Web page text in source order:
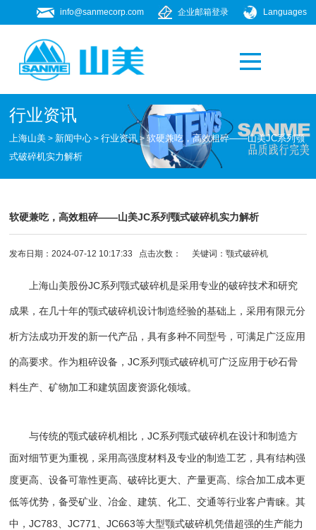
Languages
企业邮箱登录
info@sanmecorp.com
行业资讯
上海山美 > 新闻中心 >行业资讯 >软硬兼吃，高效粗碎——山美JC系列颚
式破碎机实力解析
软硬兼吃，高效粗碎——山美JC系列颚式破碎机实力解析
发布日期：2024-07-12 10:17:33 点击次数： 关键词：颚式破碎机
上海山美股份JC系列颚式破碎机是采用专业的破碎技术和研究
成果，在几十年的颚式破碎机设计制造经验的基础上，采用有限元分
析方法成功开发的新一代产品，具有多种不同型号，可满足广泛应用
的高要求。作为粗碎设备，JC系列颚式破碎机可广泛应用于砂石骨
料生产、矿物加工和建筑固废资源化领域。
与传统的颚式破碎机相比，JC系列颚式破碎机在设计和制造方
面对细节更为重视，采用高强度材料及专业的制造工艺，具有结构强
度更高、设备可靠性更高、破碎比更大、产量更高、综合加工成本更
低等优势，备受矿业、冶金、建筑、化工、交通等行业客户青睐。其
中，JC783、JC771、JC663等大型颚式破碎机凭借超强的生产能力